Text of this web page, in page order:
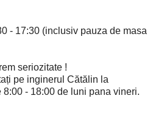
- 17:30 (inclusiv pauza de masa
seriozitate !
pe inginerul Cătălin la
- 18:00 de luni pana vineri.